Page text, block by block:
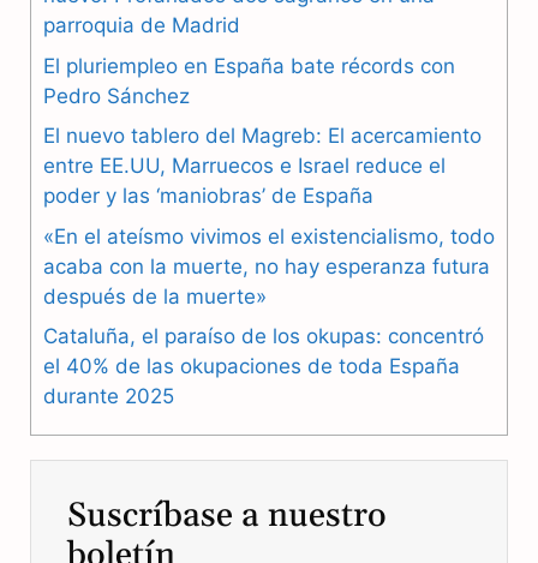
b
o
o
k
r
a
m
A
p
p
parroquia de Madrid
El pluriempleo en España bate récords con
Pedro Sánchez
El nuevo tablero del Magreb: El acercamiento
entre EE.UU, Marruecos e Israel reduce el
poder y las ‘maniobras’ de España
«En el ateísmo vivimos el existencialismo, todo
acaba con la muerte, no hay esperanza futura
después de la muerte»
Cataluña, el paraíso de los okupas: concentró
el 40% de las okupaciones de toda España
durante 2025
Suscríbase a nuestro